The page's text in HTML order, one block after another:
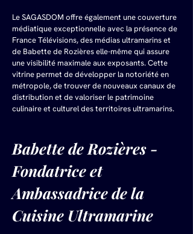
Le SAGASDOM offre également une couverture
médiatique exceptionnelle avec la présence de
France Télévisions, des médias ultramarins et
de Babette de Rozières elle-même qui assure
une visibilité maximale aux exposants. Cette
vitrine permet de développer la notoriété en
métropole, de trouver de nouveaux canaux de
distribution et de valoriser le patrimoine
culinaire et culturel des territoires ultramarins.
Babette de Rozières -
Fondatrice et
Ambassadrice de la
Cuisine Ultramarine